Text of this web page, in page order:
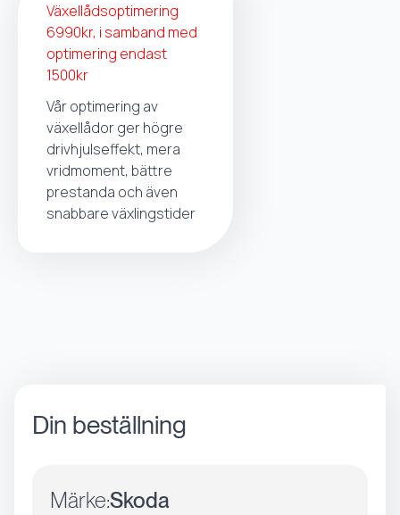
Växellådsoptimering
6990kr, i samband med
optimering endast
1500kr
Vår optimering av
växellådor ger högre
drivhjulseffekt, mera
vridmoment, bättre
prestanda och även
snabbare växlingstider
Din beställning
Märke:Skoda